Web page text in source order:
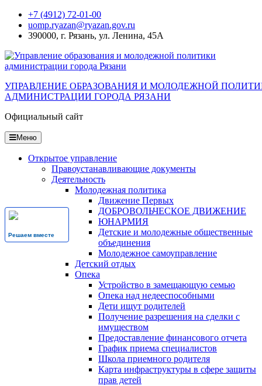
Перейти
содержанию
+7 (4912) 72-01-00
uomp.ryazan@ryazan.gov.ru
390000, г. Рязань, ул. Ленина, 45А
Решаем вместе
УПРАВЛЕНИЕ ОБРАЗОВАНИЯ И МОЛОДЕЖНОЙ
АДМИНИСТРАЦИИ ГОРОДА РЯЗАНИ
Официальный сайт
Меню
Открытое управление
Правоустанавливающие документы
Деятельность
Молодежная политика
Движение Первых
ДОБРОВОЛЬЧЕСКОЕ ДВИЖЕНИЕ
ЮНАРМИЯ
Детские и молодежные общественные
объединения
Молодежное самоуправление
Детский отдых
Опека
Устройство в замещающую семью
Опека над недееспособными
Дети ищут родителей
Получение разрешения на сделки с
имуществом
Предоставление финансового отчета
График приема специалистов
Школа приемного родителя
Карта инфраструктуры в сфере защиты
прав детей